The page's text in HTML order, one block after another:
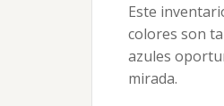
Este
colores son
azules
mirada.